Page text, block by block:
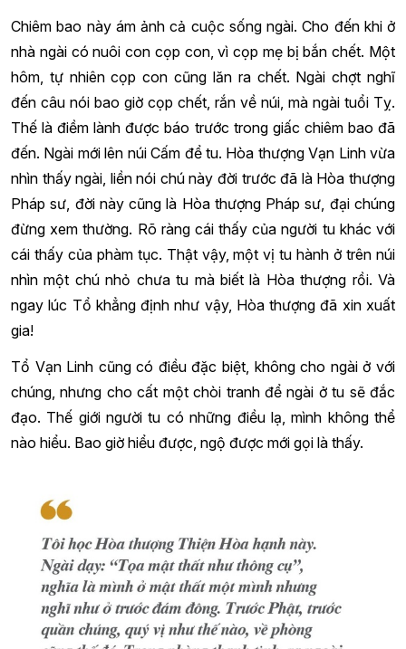
Chiêm bao này ám ảnh cả cuộc sống ngài. Cho đến khi ở
nhà ngài có nuôi con cọp con, vì cọp mẹ bị bắn chết. Một
hôm, tự nhiên cọp con cũng lăn ra chết. Ngài chợt nghĩ
đến câu nói bao giờ cọp chết, rắn về núi, mà ngài tuổi Tỵ.
Thế là điềm lành được báo trước trong giấc chiêm bao đã
đến. Ngài mới lên núi Cấm để tu. Hòa thượng Vạn Linh vừa
nhìn thấy ngài, liền nói chú này đời trước đã là Hòa thượng
Pháp sư, đời này cũng là Hòa thượng Pháp sư, đại chúng
đừng xem thường. Rõ ràng cái thấy của người tu khác với
cái thấy của phàm tục. Thật vậy, một vị tu hành ở trên núi
nhìn một chú nhỏ chưa tu mà biết là Hòa thượng rồi. Và
ngay lúc Tổ khẳng định như vậy, Hòa thượng đã xin xuất
gia!
Tổ Vạn Linh cũng có điều đặc biệt, không cho ngài ở với
chúng, nhưng cho cất một chòi tranh để ngài ở tu sẽ đắc
đạo. Thế giới người tu có những điều lạ, mình không thể
nào hiểu. Bao giờ hiểu được, ngộ được mới gọi là thấy.